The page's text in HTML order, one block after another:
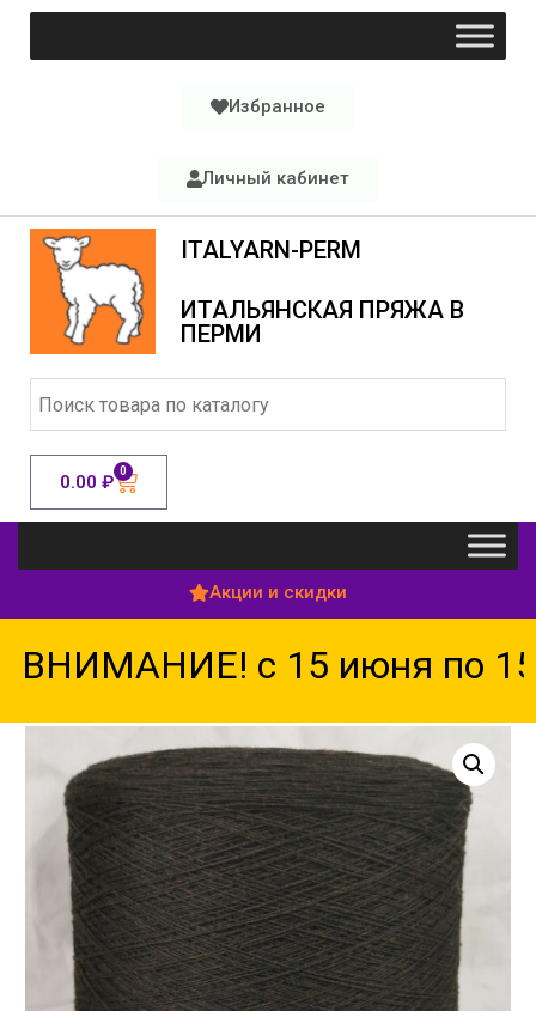
Избранное
Личный кабинет
ITALYARN-PERM
ИТАЛЬЯНСКАЯ ПРЯЖА В
ПЕРМИ
0.00 ₽ 0
Акции и скидки
ВНИМАНИЕ! с 15 июня по 15